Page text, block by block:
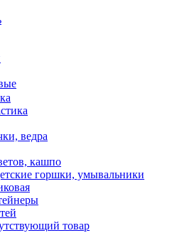
ведра
кашпо
горшки, умывальники
товар